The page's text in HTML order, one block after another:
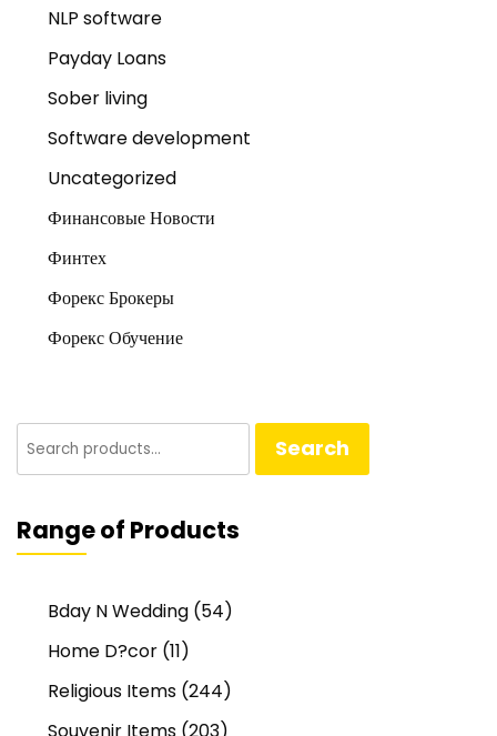
NLP software
Payday Loans
Sober living
Software development
Uncategorized
Финансовые Новости
Финтех
Форекс Брокеры
Форекс Обучение
Search
for:
Search
Range of Products
Bday N Wedding (54)
Home D?cor (11)
Religious Items (244)
Souvenir Items (203)